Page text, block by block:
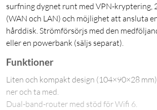
surfning dygnet runt med VPN-kryptering,
(WAN och LAN) och möjlighet att ansluta
hårddisk. Strömförsörjs med den
eller en powerbank (säljs separat).
Funktioner
Liten och kompakt design (104×90×28
ner och ta med.
Dual-band-router med stöd för Wifi 6.